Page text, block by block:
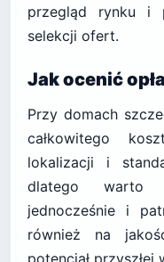
przegląd rynku i
selekcji ofert.
Jak ocenić
Przy domach
całkowitego
lokalizacji i
dlatego warto
jednocześnie i
również na
potencjał przyszłej